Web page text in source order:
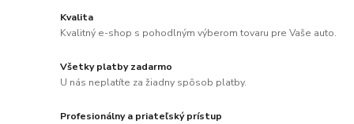
Kvalita
Kvalitný e-shop s pohodlným výberom tovaru pre Vaše auto.
Všetky platby zadarmo
U nás neplatíte za žiadny spôsob platby.
Profesionálny a priateľský prístup